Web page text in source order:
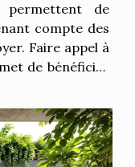
permettent de
compte des
Faire appel à
de bénéficier
Confort